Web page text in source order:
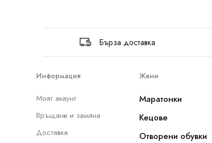
Бърза доставка
Информация
Моят акаунт
Връщане и замяна
Доставка
Жени
Маратонки
Кецове
Отворени обувки